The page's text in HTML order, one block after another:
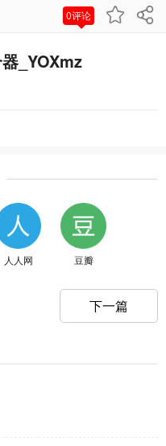
0评论
_YOXmz
人人网 豆瓣
下一篇